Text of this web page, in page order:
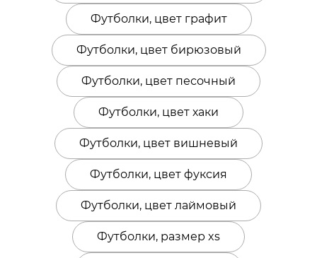
Футболки, цвет графит
Футболки, цвет бирюзовый
Футболки, цвет песочный
Футболки, цвет хаки
Футболки, цвет вишневый
Футболки, цвет фуксия
Футболки, цвет лаймовый
Футболки, размер xs